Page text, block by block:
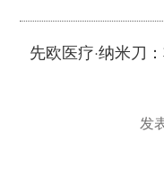
先欧医疗·纳米刀
发